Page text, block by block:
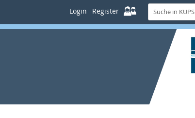
Login Register
Suche
in
KUPS